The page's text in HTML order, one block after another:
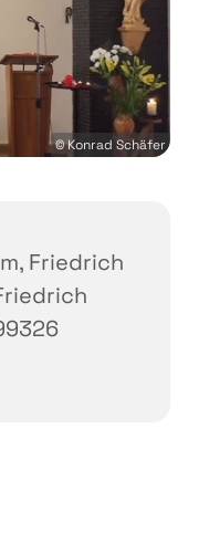
© Konrad Schäfer
Friedrich